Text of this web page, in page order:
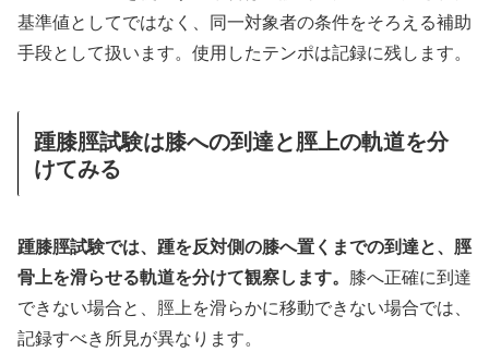
基準値としてではなく、同一対象者の条件をそろえる補助
手段として扱います。使用したテンポは記録に残します。
踵膝脛試験は膝への到達と脛上の軌道を分
けてみる
踵膝脛試験では、踵を反対側の膝へ置くまでの到達と、脛
骨上を滑らせる軌道を分けて観察します。 膝へ正確に到達
できない場合と、脛上を滑らかに移動できない場合では、
記録すべき所見が異なります。